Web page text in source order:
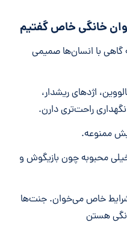
خانگی خاص گفتیم
با انسان‌ها صمیمی
اژدهای ریشدار،
راحت‌تری دارن.
ممنوعه.
محبوبه چون بازیگوش و
شرایط خاص می‌خوان. جنت‌ها
هستن